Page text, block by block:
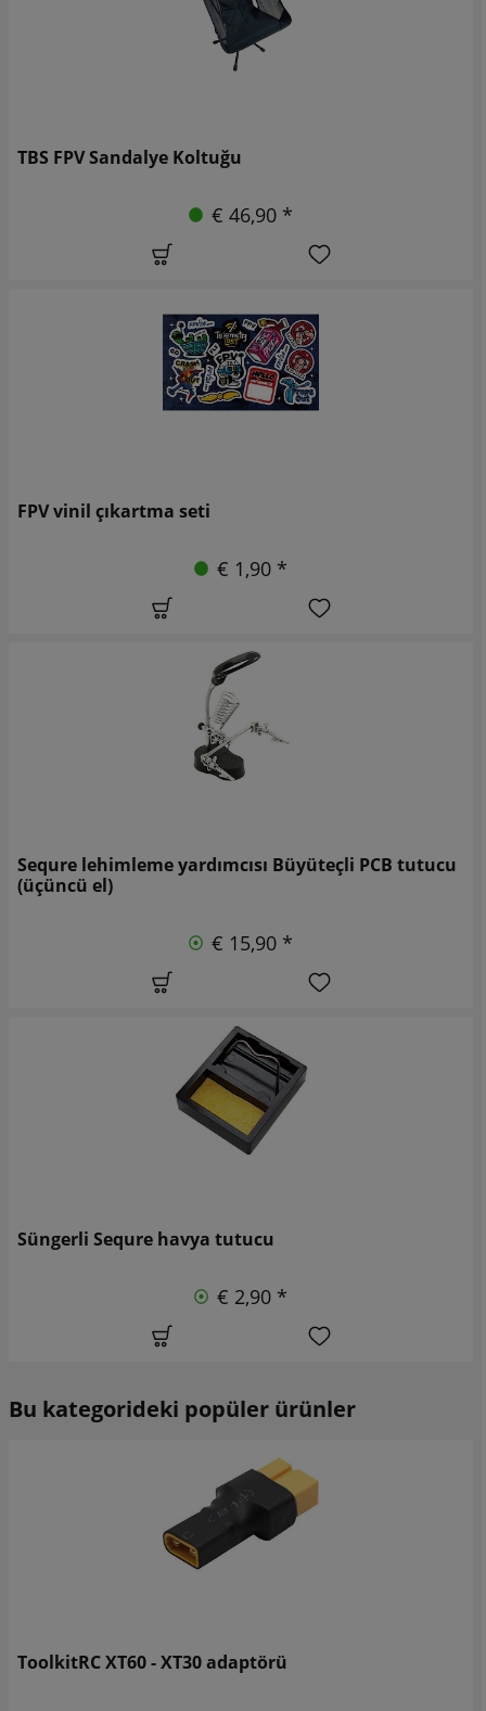
TBS FPV Sandalye Koltuğu
€ 46,90 *
FPV vinil çıkartma seti
€ 1,90 *
Sequre lehimleme yardımcısı Büyüteçli PCB tutucu
(üçüncü el)
€ 15,90 *
Süngerli Sequre havya tutucu
€ 2,90 *
Bu kategorideki popüler ürünler
ToolkitRC XT60 - XT30 adaptörü